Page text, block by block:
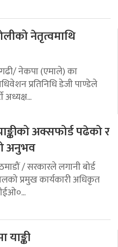
नेतृत्वमाथि
नेकपा (एमाले) का
प्रतिनिधि डेजी पाण्डेले
अध्यक्ष...
अक्सफोर्ड पढेको र
अनुभव
/ सरकारले लगानी बोर्ड
प्रमुख कार्यकारी अधिकृत